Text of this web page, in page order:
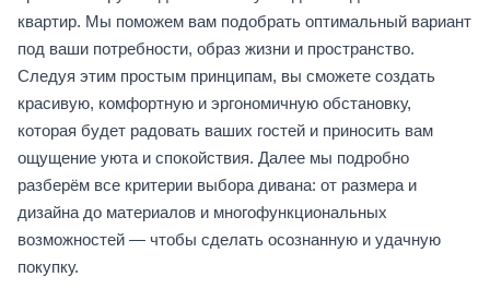
квартир. Мы поможем вам подобрать оптимальный вариант
под ваши потребности, образ жизни и пространство.
Следуя этим простым принципам, вы сможете создать
красивую, комфортную и эргономичную обстановку,
которая будет радовать ваших гостей и приносить вам
ощущение уюта и спокойствия. Далее мы подробно
разберём все критерии выбора дивана: от размера и
дизайна до материалов и многофункциональных
возможностей — чтобы сделать осознанную и удачную
покупку.